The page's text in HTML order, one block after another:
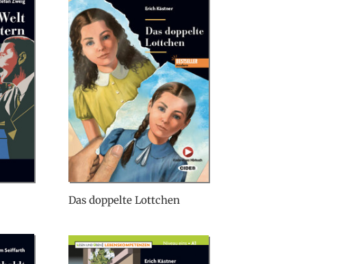
Das doppelte Lottchen